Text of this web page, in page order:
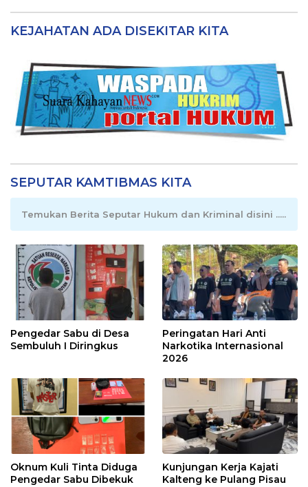
KEJAHATAN ADA DISEKITAR KITA
SEPUTAR KAMTIBMAS KITA
Temukan Berita Seputar Hukum dan Kriminal disini .....
Pengedar Sabu di Desa
Sembuluh I Diringkus
Peringatan Hari Anti
Narkotika Internasional
2026
Oknum Kuli Tinta Diduga
Pengedar Sabu Dibekuk
Kunjungan Kerja Kajati
Kalteng ke Pulang Pisau